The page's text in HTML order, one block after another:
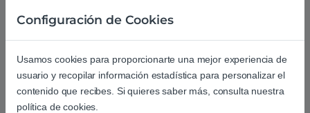
de 4 pines
1x Conector de puerto
en serie
1x Conector de módulo
Configuración de Cookies
Usamos cookies para proporcionarte una mejor experiencia de
usuario y recopilar información estadística para personalizar el
contenido que recibes. Si quieres saber más, consulta nuestra
política de cookies.